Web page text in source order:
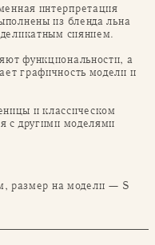
интерпретация
из бленда льна
сиянием.
функциональности, а
графичность модели и
и классическом
с другими моделями
размер на модели — S